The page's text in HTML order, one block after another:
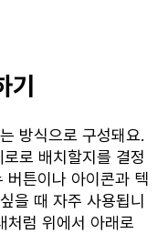
방식으로 구성돼요.
로 배치할지를 결정
버튼이나 아이콘과 텍
을 때 자주 사용됩니
처럼 위에서 아래로